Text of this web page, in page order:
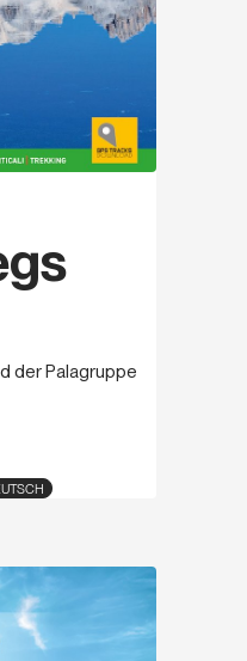
der Palagruppe